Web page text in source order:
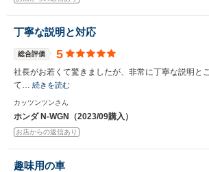
丁寧な説明と対応
総合評価 5
社長がお若くて驚きましたが、非常に丁寧な説明と
て… 続きを読む
カッツンツンさん
ホンダ N-WGN（2023/09購入）
お店からの返信あり
趣味用の車